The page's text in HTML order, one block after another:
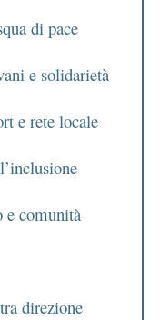
di pace
e solidarietà
e rete locale
comunità
direzione